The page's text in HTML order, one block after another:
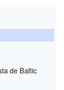
de Baltic